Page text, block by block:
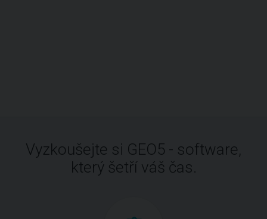
Vyzkoušejte si GEO5 - software,
který šetří váš čas.